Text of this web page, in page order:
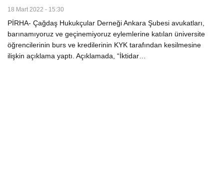
18 Mart 2022 - 15:30
PİRHA- Çağdaş Hukukçular Derneği Ankara Şubesi avukatları,
barınamıyoruz ve geçinemiyoruz eylemlerine katılan üniversite
öğrencilerinin burs ve kredilerinin KYK tarafından kesilmesine
ilişkin açıklama yaptı. Açıklamada, “İktidar…